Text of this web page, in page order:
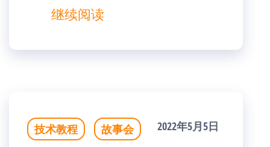
继续阅读
技术教程 故事会 2022年5月5日